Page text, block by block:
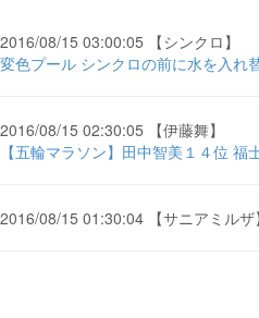
2016/08/15 03:00:05 【シンクロ】
変色プール シンクロの前に水を入れ
2016/08/15 02:30:05 【伊藤舞】
【五輪マラソン】田中智美１４位
2016/08/15 01:30:04 【サニアミルザ